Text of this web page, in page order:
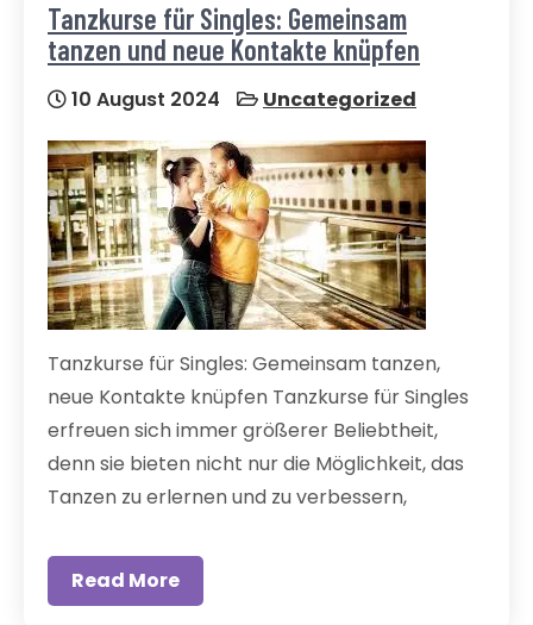
Tanzkurse für Singles: Gemeinsam
tanzen und neue Kontakte knüpfen
10 August 2024 Uncategorized
Tanzkurse für Singles: Gemeinsam tanzen,
neue Kontakte knüpfen Tanzkurse für Singles
erfreuen sich immer größerer Beliebtheit,
denn sie bieten nicht nur die Möglichkeit, das
Tanzen zu erlernen und zu verbessern,
Read More